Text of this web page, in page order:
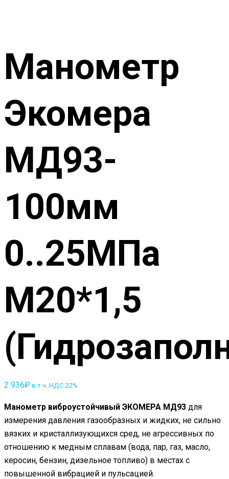
Манометр
Экомера
МД93-
100мм
0..25МПа
М20*1,5
2 936₽ в т.ч. НДС 22%
Манометр виброустойчивый ЭКОМЕРА МД93 для
измерения давления газообразных и жидких, не сильно
вязких и кристаллизующихся сред, не агрессивных по
отношению к медным сплавам (вода, пар, газ, масло,
керосин, бензин, дизельное топливо) в местах с
повышенной вибрацией и пульсацией.